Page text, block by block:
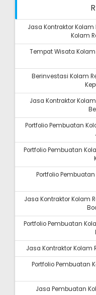
Jasa Kontraktor Kolam
Kolam
Tempat Wisata
Berinvestasi Kolam
Jasa Kontraktor
Portfolio Pembuatan
Portfolio Pembuatan
Portfolio
Jasa Kontraktor Kolam
Portfolio Pembuatan
Jasa Kontraktor Kolam
Portfolio Pembuatan
Jasa Pembuatan